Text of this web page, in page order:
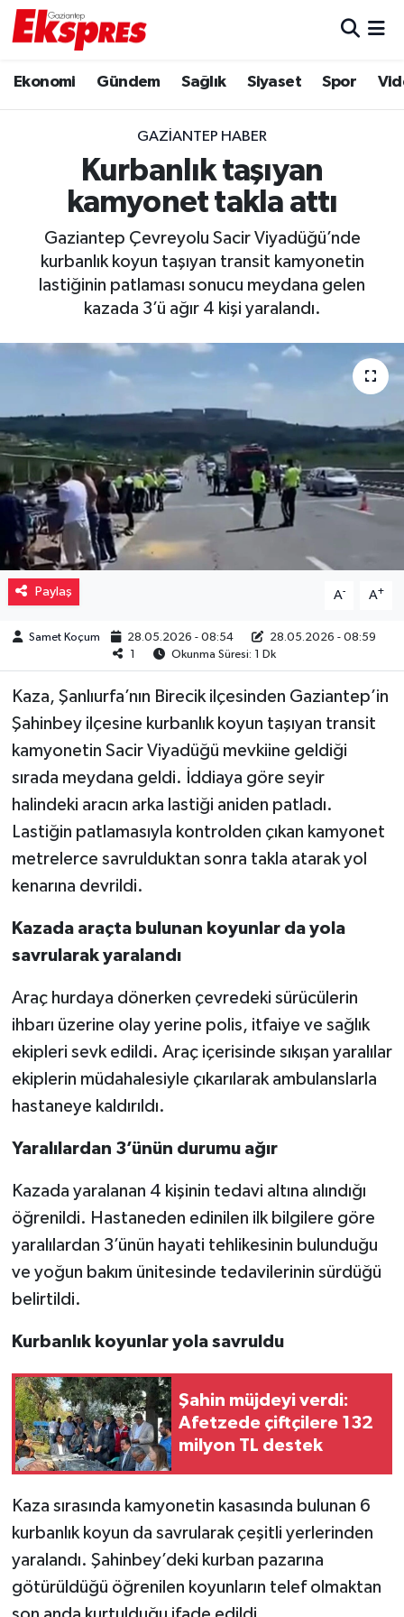
Ekonomi Gündem Sağlık Siyaset Spor
GAZIANTEP HABER
Kurbanlık taşıyan
kamyonet takla attı
Gaziantep Çevreyolu Sacir Viyadüğü’nde
kurbanlık koyun taşıyan transit kamyonetin
lastiğinin patlaması sonucu meydana gelen
kazada 3’ü ağır 4 kişi yaralandı.
Paylaş A- A+
Samet Koçum 28.05.2026 - 08:54
28.05.2026 - 08:59
1
Okunma Süresi: 1 Dk
Kaza, Şanlıurfa’nın Birecik ilçesinden Gaziantep’in
Şahinbey ilçesine kurbanlık koyun taşıyan transit
kamyonetin Sacir Viyadüğü mevkiine geldiği
sırada meydana geldi. İddiaya göre seyir
halindeki aracın arka lastiği aniden patladı.
Lastiğin patlamasıyla kontrolden çıkan kamyonet
metrelerce savrulduktan sonra takla atarak yol
kenarına devrildi.
Kazada araçta bulunan koyunlar da yola
savrularak yaralandı
Araç hurdaya dönerken çevredeki sürücülerin
ihbarı üzerine olay yerine polis, itfaiye ve sağlık
ekipleri sevk edildi. Araç içerisinde sıkışan yaralılar
ekiplerin müdahalesiyle çıkarılarak ambulanslarla
hastaneye kaldırıldı.
Yaralılardan 3’ünün durumu ağır
Kazada yaralanan 4 kişinin tedavi altına alındığı
öğrenildi. Hastaneden edinilen ilk bilgilere göre
yaralılardan 3’ünün hayati tehlikesinin bulunduğu
ve yoğun bakım ünitesinde tedavilerinin sürdüğü
belirtildi.
Kurbanlık koyunlar yola savruldu
Şahin müjdeyi verdi:
Afetzede çiftçilere 132
milyon TL destek
Kaza sırasında kamyonetin kasasında bulunan 6
kurbanlık koyun da savrularak çeşitli yerlerinden
yaralandı. Şahinbey’deki kurban pazarına
götürüldüğü öğrenilen koyunların telef olmaktan
Ekonomi
Gaziantep son dakika
Genel
Gündem
Haberler
Kültür Sanat
Müzik
Piyasa
Resmi İlanlar
Sağlık
Teknoloji
Türkiye
Video Haber
Yaşam
Yemek
Trafik Durumu
Puan Durumu ve Fikstür
Tüm Manşetler
Son Dakika Haberleri
Haber Arşivi